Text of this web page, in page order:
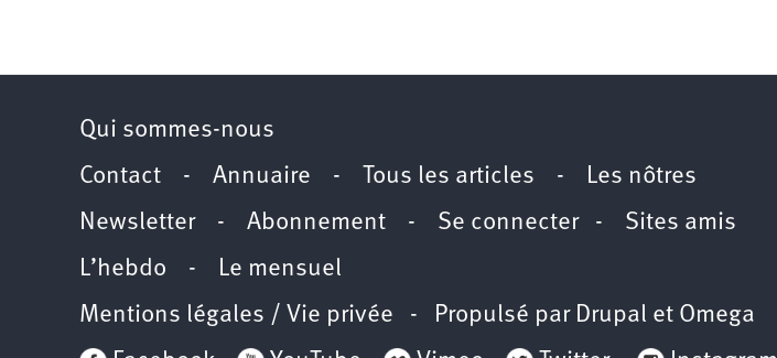
Qui sommes-nous
Contact - Annuaire - Tous les articles - Les nôtres
Newsletter- Abonnement - Se connecter- Sites amis
L’hebdo - Le mensuel
Mentions légales / Vie privée - Propulsé par Drupal et Omega